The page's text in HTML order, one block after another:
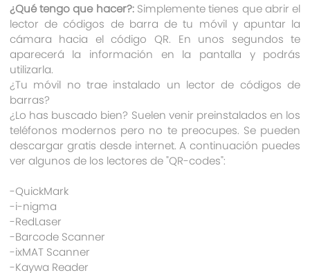
¿Qué tengo que hacer?:Simplemente tienes que abrir el
lector de códigos de barra de tu móvil y apuntar la
cámara hacia el código QR. En unos segundos te
aparecerá la información en la pantalla y podrás
utilizarla.
¿Tu móvil no trae instalado un lector de códigos de
barras?
¿Lo has buscado bien? Suelen venir preinstalados en los
teléfonos modernos pero no te preocupes. Se pueden
descargar gratis desde internet. A continuación puedes
ver algunos de los lectores de "QR-codes":
-QuickMark
-i-nigma
-RedLaser
-Barcode Scanner
-ixMAT Scanner
-Kaywa Reader